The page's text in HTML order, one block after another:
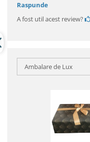
Raspunde
A fost util acest review?
Ambalare de Lux